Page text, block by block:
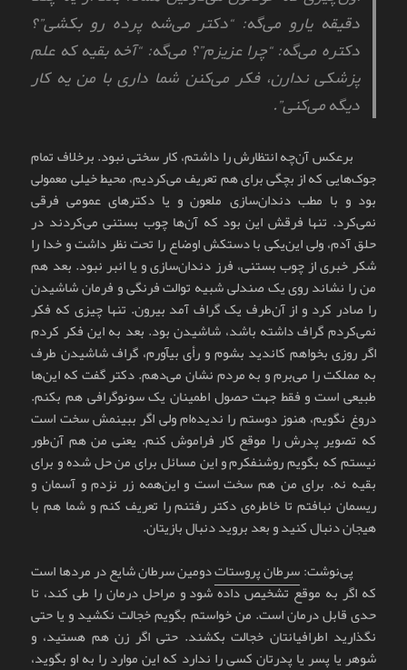
دقیقه یارو می‌گه: “دکتر می‌شه پرده رو بکشی”؟
دکتره می‌گه: “چرا عزیزم”؟ می‌گه: “آخه بقیه که علم
پزشکی ندارن، فکر می‌کنن شما داری با من یه کار
دیگه می‌کنی”.
برعکس آن‌چه انتظارش را داشتم، کار سختی نبود. برخلاف تمام
جوک‌هایی که از بچگی برای هم تعریف می‌کردیم، محیط خیلی معمولی
بود و با مطب دندان‌سازی ملعون و یا دکترهای عمومی فرقی
نمی‌کرد. تنها فرقش این بود که آن‌ها چوب بستنی می‌کردند در
حلق آدم، ولی این‌یکی با دستکش اوضاع را تحت نظر داشت و خدا را
شکر خبری از چوب بستنی، فرز دندان‌سازی و یا انبر نبود. بعد هم
من را نشاند روی یک صندلی شبیه توالت فرنگی و فرمان شاشیدن
را صادر کرد و از آن‌طرف یک گراف آمد بیرون. تنها چیزی که فکر
نمی‌کردم گراف داشته باشد، شاشیدن بود. بعد به این فکر کردم
اگر روزی بخواهم کاندید بشوم و رأی بیآورم، گراف شاشیدن طرف
به مملکت را می‌برم و به مردم نشان می‌دهم. دکتر گفت که این‌ها
طبیعی است و فقط جهت حصول اطمینان یک سونوگرافی هم بکنم.
دروغ نگویم، هنوز دوستم را ندیده‌ام ولی اگر ببینمش سخت است
که تصویر پدرش را موقع کار فراموش کنم. یعنی من هم آن‌طور
نیستم که بگویم روشنفکرم و این مسائل برای من حل شده و برای
بقیه نه. برای من هم سخت است و این‌همه زر نزدم و آسمان و
ریسمان نبافتم تا خاطره‌ی دکتر رفتنم را تعریف کنم و شما هم با
هیجان دنبال کنید و بعد بروید دنبال بازیتان.
پی‌نوشت:سرطان پروستاتدومین سرطان شایع در مردها است
که اگر به موقع تشخیص داده شود و مراحل درمان را طی کند، تا
حدی قابل درمان است. من خواستم بگویم خجالت نکشید و یا حتی
نگذارید اطرافیانتان خجالت بکشند. حتی اگر زن هم هستید، و
شوهر یا پسر یا پدرتان کسی را ندارد که این موارد را به او بگوید،